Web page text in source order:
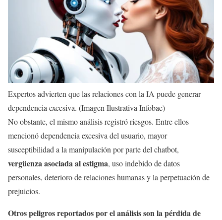
Expertos advierten que las relaciones con la IA puede generar
dependencia excesiva. (Imagen Ilustrativa Infobae)
No obstante, el mismo análisis registró riesgos. Entre ellos
mencionó dependencia excesiva del usuario, mayor
susceptibilidad a la manipulación por parte del chatbot,
vergüenza asociada al estigma, uso indebido de datos
personales, deterioro de relaciones humanas y la perpetuación de
prejuicios.
Otros peligros reportados por el análisis son la pérdida de